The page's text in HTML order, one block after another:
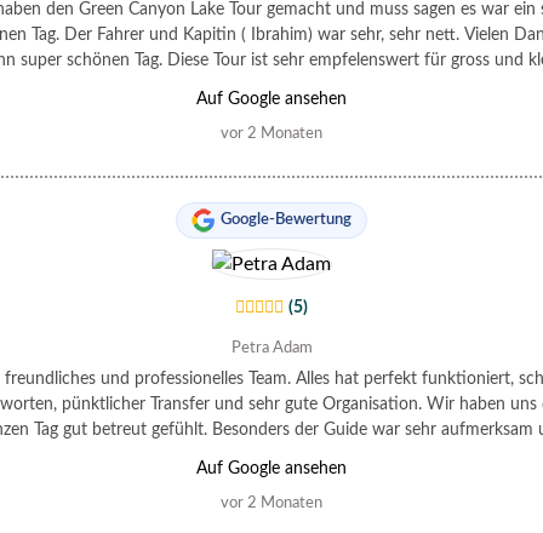
den Green Canyon Lake Tour gemacht und muss sagen es war ein
Tag. Der Fahrer und Kapitin ( Ibrahim) war sehr, sehr nett. Vielen
super schönen Tag. Diese Tour ist sehr empfelenswert für gross und
Auf Google ansehen
vor 2 Monaten
Google-Bewertung
(5)
Petra Adam
freundliches und professionelles Team. Alles hat perfekt funktioniert,
pünktlicher Transfer und sehr gute Organisation. Wir haben uns
Tag gut betreut gefühlt. Besonders der Guide war sehr aufmerksam
können wir mit dieser Agentur definitiv empfehlen.
Auf Google ansehen
vor 2 Monaten